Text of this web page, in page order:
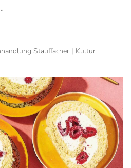
Stauffacher | Kultur